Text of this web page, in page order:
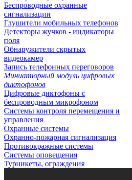
Беспроводные охранные
сигнализации
Глушители мобильных телефонов
Детекторы жучков - индикаторы
поля
Обнаружители скрытых
видеокамер
Запись телефонных переговоров
Миниатюрный модуль цифровых
диктофонов
Цифровые диктофоны с
беспроводным микрофоном
Системы контроля перемещения и
управления
Охранные системы
Охранно-пожарная сигнализация
Противокражные системы
Системы оповещения
Турникеты, ограждения